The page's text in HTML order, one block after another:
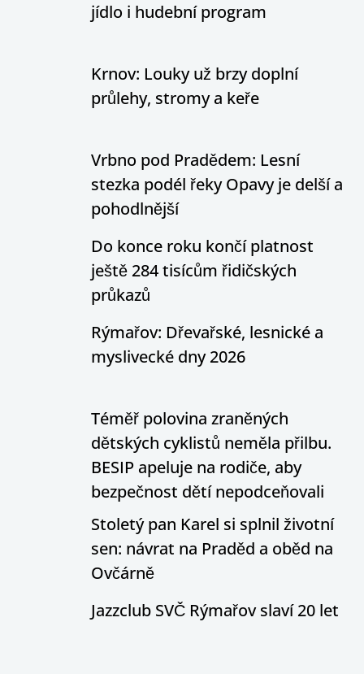
jídlo i hudební program
Krnov: Louky už brzy doplní
průlehy, stromy a keře
Vrbno pod Pradědem: Lesní
stezka podél řeky Opavy je delší a
pohodlnější
Do konce roku končí platnost
ještě 284 tisícům řidičských
průkazů
Rýmařov: Dřevařské, lesnické a
myslivecké dny 2026
Téměř polovina zraněných
dětských cyklistů neměla přilbu.
BESIP apeluje na rodiče, aby
bezpečnost dětí nepodceňovali
Stoletý pan Karel si splnil životní
sen: návrat na Praděd a oběd na
Ovčárně
Jazzclub SVČ Rýmařov slaví 20 let